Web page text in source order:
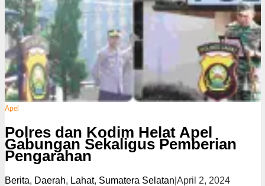
Apel
Polres dan Kodim Helat Apel
Gabungan Sekaligus Pemberian
Pengarahan
Berita, Daerah, Lahat, Sumatera Selatan April 2, 2024o